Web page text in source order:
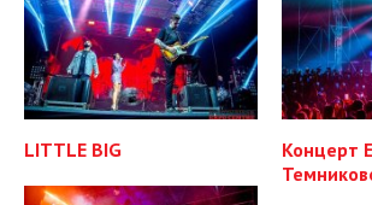
LITTLE BIG
Концерт